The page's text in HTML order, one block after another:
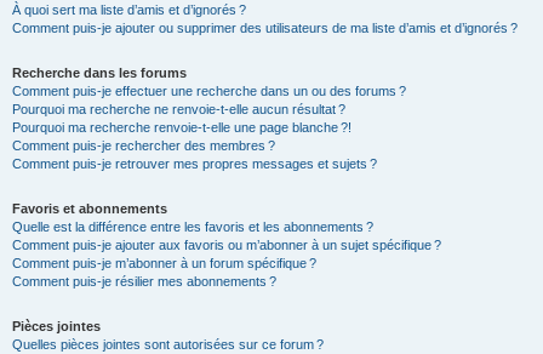
À quoi sert ma liste d’amis et d’ignorés ?
Comment puis-je ajouter ou supprimer des utilisateurs de ma liste d’amis et d’ignorés ?
Recherche dans les forums
Comment puis-je effectuer une recherche dans un ou des forums ?
Pourquoi ma recherche ne renvoie-t-elle aucun résultat ?
Pourquoi ma recherche renvoie-t-elle une page blanche ?!
Comment puis-je rechercher des membres ?
Comment puis-je retrouver mes propres messages et sujets ?
Favoris et abonnements
Quelle est la différence entre les favoris et les abonnements ?
Comment puis-je ajouter aux favoris ou m’abonner à un sujet spécifique ?
Comment puis-je m’abonner à un forum spécifique ?
Comment puis-je résilier mes abonnements ?
Pièces jointes
Quelles pièces jointes sont autorisées sur ce forum ?